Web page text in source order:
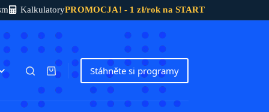
KalkulatoryPROMOCJA! - 1 zł/rok na START
Shopping
cart
Stáhněte si programy